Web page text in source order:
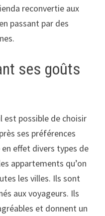
reconvertie aux
passant par des
ses goûts
est possible de choisir
ses préférences
en effet divers types de
appartements qu’on
les villes. Ils sont
aux voyageurs. Ils
et donnent un